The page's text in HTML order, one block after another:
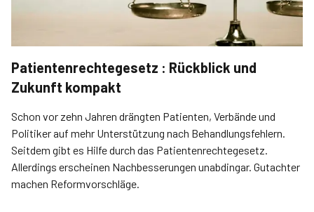
Patientenrechtegesetz : Rückblick und
Zukunft kompakt
Schon vor zehn Jahren drängten Patienten, Verbände und
Politiker auf mehr Unterstützung nach Behandlungsfehlern.
Seitdem gibt es Hilfe durch das Patientenrechtegesetz.
Allerdings erscheinen Nachbesserungen unabdingar. Gutachter
machen Reformvorschläge.